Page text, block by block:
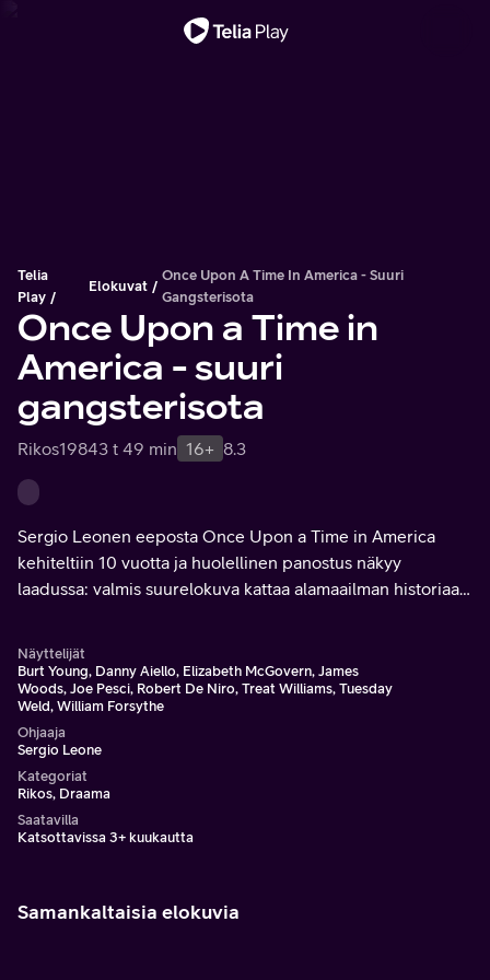
Telia
Play
Elokuvat
Once Upon A Time In America - Suuri
Gangsterisota
Once Upon a Time in
America - suuri
gangsterisota
Rikos19843 t 49 min 16+ 8.3
Sergio Leonen eeposta Once Upon a Time in America
kehiteltiin 10 vuotta ja huolellinen panostus näkyy
laadussa: valmis suurelokuva kattaa alamaailman historiaa
Näyttelijät
Burt Young, Danny Aiello, Elizabeth McGovern, James
Woods, Joe Pesci, Robert De Niro, Treat Williams, Tuesday
Weld, William Forsythe
Ohjaaja
Sergio Leone
Kategoriat
Rikos, Draama
Saatavilla
Katsottavissa 3+ kuukautta
Samankaltaisia elokuvia